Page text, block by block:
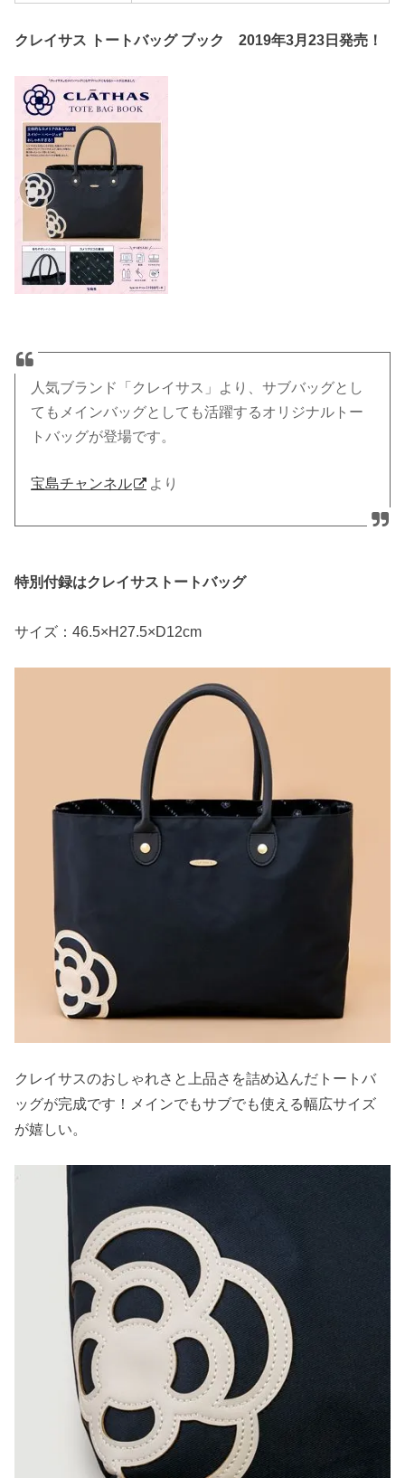
クレイサス トートバッグ ブック 2019年3月23日発売！
人気ブランド「クレイサス」より、サブバッグとし
てもメインバッグとしても活躍するオリジナルトー
トバッグが登場です。
宝島チャンネル より
特別付録はクレイサストートバッグ
サイズ：46.5×H27.5×D12cm
クレイサスのおしゃれさと上品さを詰め込んだトートバ
ッグが完成です！メインでもサブでも使える幅広サイズ
が嬉しい。